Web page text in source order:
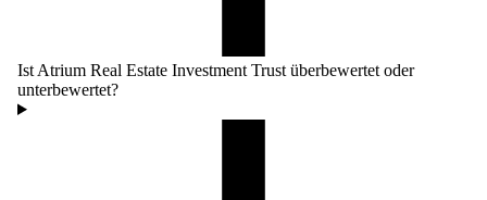
Ist Atrium Real Estate Investment Trust überbewertet oder
unterbewertet?